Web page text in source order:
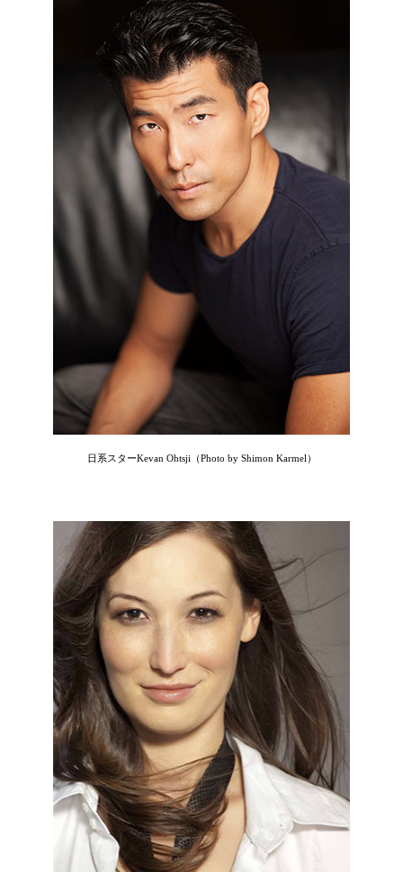
日系スターKevan Ohtsji（Photo by Shimon Karmel）